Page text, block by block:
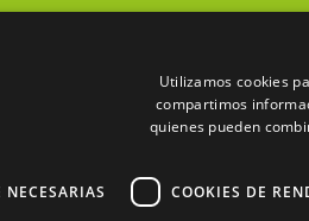
Utilizamos cookies
compartimos
quienes pueden
COOKIES DE